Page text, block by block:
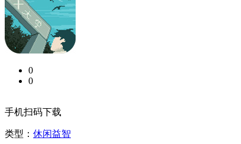
0
0
手机扫码下载
类型： 休闲益智